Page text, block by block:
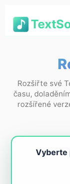
Rozšiřte své
času,
rozšířené
Vyberte